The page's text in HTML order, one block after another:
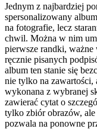
Jednym z najbardziej
spersonalizowany
na fotografie, lecz
chwil. Można w nim
pierwsze randki, ważne
ręcznie pisanych
album ten stanie się
nie tylko na zawartości,
wykonana z wybranej
zawierać cytat o
tylko zbiór obrazów,
pozwala na ponowne